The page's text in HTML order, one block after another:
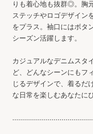
りも着心地も抜群◎。胸
ステッチやロゴデザイン
をプラス。袖口にはボタ
シーズン活躍します。
カジュアルなデニムスタ
ど、どんなシーンにもフ
じるデザインで、着るだ
な日常を楽しむあなたに